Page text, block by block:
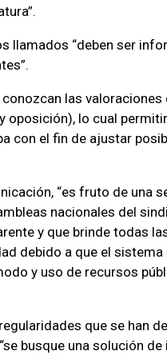
llamados “deben ser
las valoraciones
oposición), lo cual
con el fin de ajustar
“es fruto de una
nacionales del
y que brinde todas
debido a que el
y uso de recursos
que se han
busque una solución